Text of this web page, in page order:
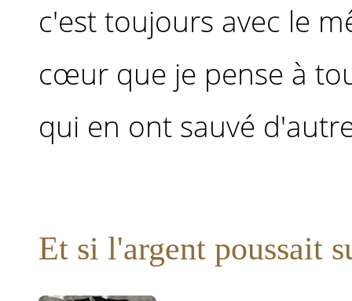
c'est toujours avec le
cœur que je pense à
qui en ont sauvé
Et si l'argent poussait